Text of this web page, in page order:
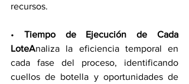
recursos.
• Tiempo de Ejecución de Cada
LoteAnaliza la eficiencia temporal en
cada fase del proceso, identificando
cuellos de botella y oportunidades de